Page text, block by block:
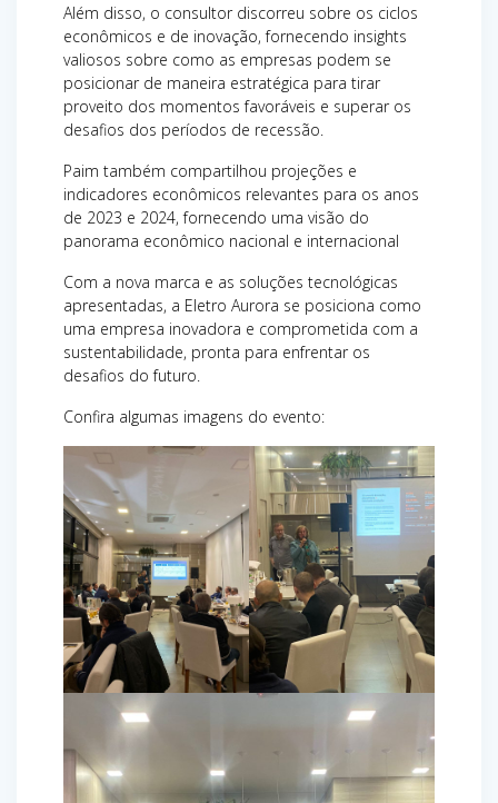
Além disso, o consultor discorreu sobre os ciclos
econômicos e de inovação, fornecendo insights
valiosos sobre como as empresas podem se
posicionar de maneira estratégica para tirar
proveito dos momentos favoráveis e superar os
desafios dos períodos de recessão.
Paim também compartilhou projeções e
indicadores econômicos relevantes para os anos
de 2023 e 2024, fornecendo uma visão do
panorama econômico nacional e internacional
Com a nova marca e as soluções tecnológicas
apresentadas, a Eletro Aurora se posiciona como
uma empresa inovadora e comprometida com a
sustentabilidade, pronta para enfrentar os
desafios do futuro.
Confira algumas imagens do evento: